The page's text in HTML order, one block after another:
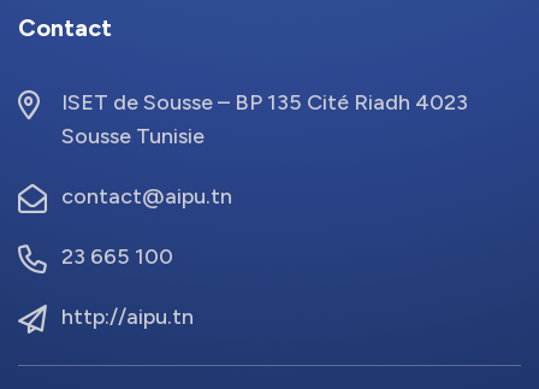
Contact
ISET de Sousse – BP 135 Cité Riadh 4023
Sousse Tunisie
contact@aipu.tn
23 665 100
http://aipu.tn